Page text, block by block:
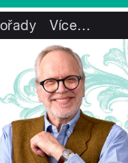
Více…